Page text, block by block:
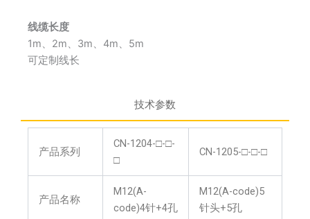
线缆长度
1m、2m、3m、4m、5m
可定制线长
技术参数
产品系列
CN-1204-□-□-
□
CN-1205-□-□-□
产品名称
M12(A-
code)4针+4孔
M12(A-code)5
针头+5孔